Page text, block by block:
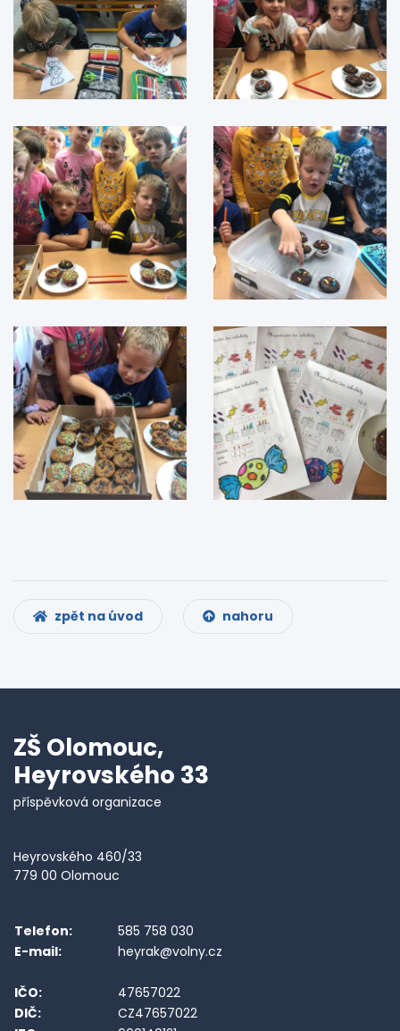
zpět na úvod nahoru
ZŠ Olomouc,
Heyrovského 33
příspěvková organizace
Heyrovského 460/33
779 00 Olomouc
Telefon:
585 758 030
E-mail:
heyrak@volny.cz
IČO:
47657022
DIČ:
CZ47657022